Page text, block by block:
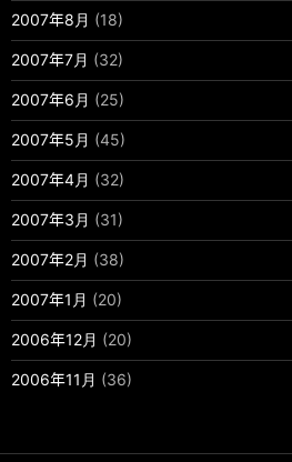
2007年8月 (18)
2007年7月 (32)
2007年6月 (25)
2007年5月 (45)
2007年4月 (32)
2007年3月 (31)
2007年2月 (38)
2007年1月 (20)
2006年12月 (20)
2006年11月 (36)